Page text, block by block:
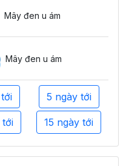
Mây đen u ám
Mây đen u ám
5 ngày tới
tới 15 ngày tới